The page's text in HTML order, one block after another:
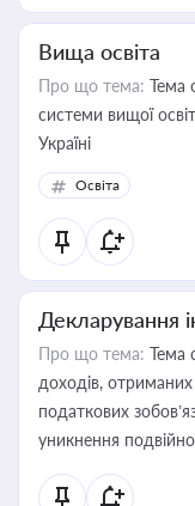
Вища освіта
Про що тема: Тема
системи вищої
Україні
Освіта
Декларування
Про що тема: Тема
доходів,
податкових
уникнення